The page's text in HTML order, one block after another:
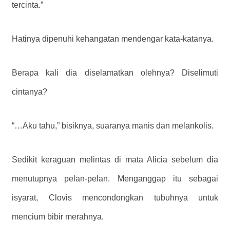
tercinta.”
Hatinya dipenuhi kehangatan mendengar kata-katanya.
Berapa kali dia diselamatkan olehnya? Diselimuti
cintanya?
“…Aku tahu,” bisiknya, suaranya manis dan melankolis.
Sedikit keraguan melintas di mata Alicia sebelum dia
menutupnya pelan-pelan. Menganggap itu sebagai
isyarat, Clovis mencondongkan tubuhnya untuk
mencium bibir merahnya.